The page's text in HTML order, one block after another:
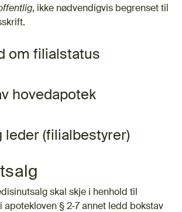
, ikke nødvendigvis begrenset til
om filialstatus
hovedapotek
leder (filialbestyrer)
skal skje i henhold til
apotekloven § 2-7 annet ledd bokstav